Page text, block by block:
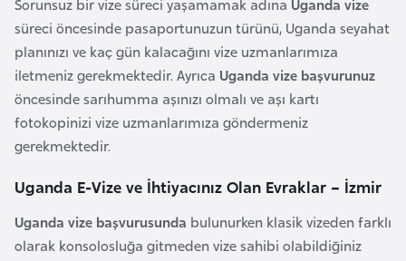
Sorunsuz bir vize süreci yaşamamak adına Uganda vize
süreci öncesinde pasaportunuzun türünü, Uganda seyahat
planınızı ve kaç gün kalacağını vize uzmanlarımıza
iletmeniz gerekmektedir. Ayrıca Uganda vize başvurunuz
öncesinde sarıhumma aşınızı olmalı ve aşı kartı
fotokopinizi vize uzmanlarımıza göndermeniz
gerekmektedir.
Uganda E-Vize ve İhtiyacınız Olan Evraklar – İzmir
Uganda vize başvurusunda bulunurken klasik vizeden farklı
olarak konsolosluğa gitmeden vize sahibi olabildiğiniz
a
H
e
r
s
e
k
B
u
l